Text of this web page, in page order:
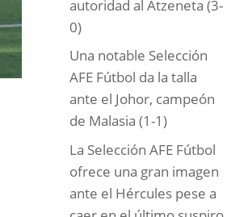
autoridad al Atzeneta (3-
0)
Una notable Selección
AFE Fútbol da la talla
ante el Johor, campeón
de Malasia (1-1)
La Selección AFE Fútbol
ofrece una gran imagen
ante el Hércules pese a